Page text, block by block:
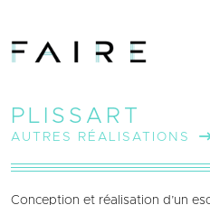
PLISSART
AUTRES RÉALISATIONS
Conception et réalisation d’un